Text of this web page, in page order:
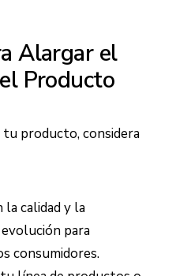
Alargar el
Producto
producto, considera
la calidad y la
para
consumidores.